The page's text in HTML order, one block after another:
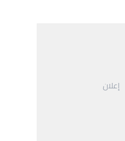
إعلان